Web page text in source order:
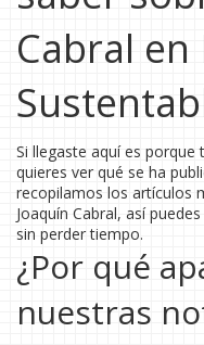
Cabral en
Si llegaste aquí es porque
quieres ver qué se ha
recopilamos los artículos
Joaquín Cabral, así
sin perder tiempo.
¿Por qué
nuestras